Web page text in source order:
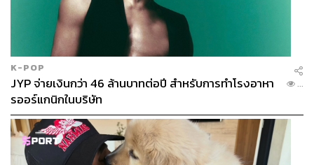
K-POP
JYP จ่ายเงินกว่า 46 ล้านบาทต่อปี สำหรับการทำโรงอาหา
รออร์แกนิกในบริษัท
...